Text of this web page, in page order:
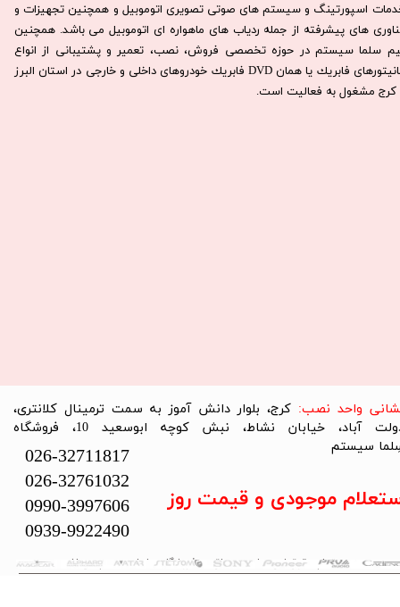
اسپورتینگ و سیستم های صوتی تصویری اتوموبیل و همچنین تجهیزات و
های پیشرفته از جمله ردیاب های ماهواره ای اتوموبیل می باشد. همچنين
سلما سيستم در حوزه تخصصی فروش، نصب، تعمير و پشتيبانی از انواع
مانيتورهای فابريك يا همان DVD فابريك خودروهای داخلی و خارجی در استان البرز
كرج مشغول به فعاليت است.​​​​​​​
تمام حقوق این سایت متعلق به فروشگاه سلما سیستم می‌باشد.
واحد نصب: کرج، بلوار دانش آموز به سمت ترمینال کلانتری،
دولت آباد، خیابان نشاط، نبش کوچه ابوسعید 10، فروشگاه
سیستم​​​​​​​
026-32711817
026-32761032
0990-3997606
0939-9922490
موجودی و قیمت روز